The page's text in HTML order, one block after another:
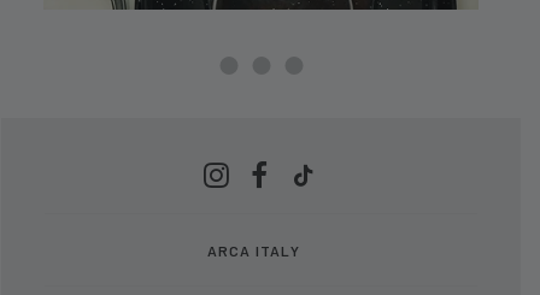
ARCA ITALY